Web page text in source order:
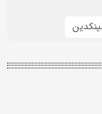
لینکدین